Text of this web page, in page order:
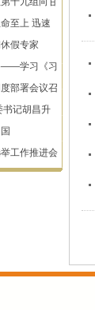
至上 迅速
人民群众
假专家
——学习《习
卷
部署会议召
书记胡昌升
工作推进会